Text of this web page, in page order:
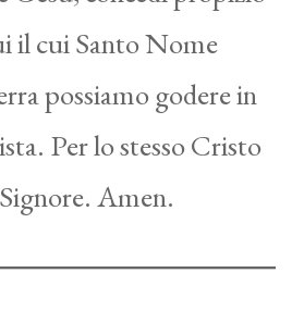
il cui Santo Nome
possiamo godere in
Per lo stesso Cristo
Amen.